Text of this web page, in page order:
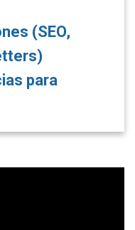
(SEO,
para